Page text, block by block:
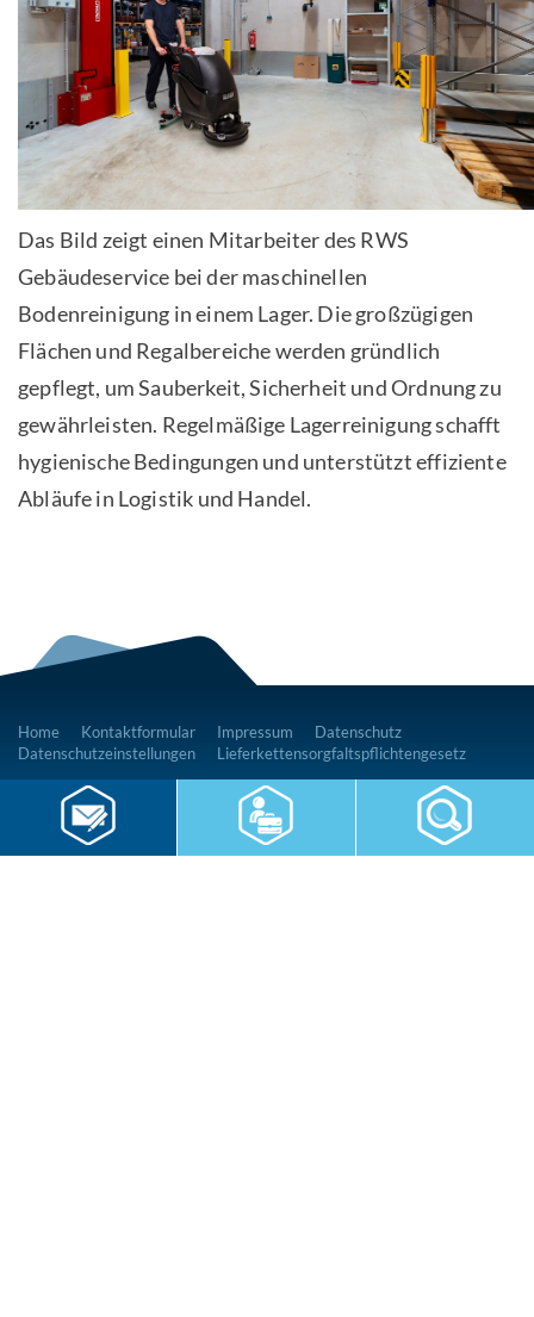
Das Bild zeigt einen Mitarbeiter des RWS
Gebäudeservice bei der maschinellen
Bodenreinigung in einem Lager. Die großzügigen
Flächen und Regalbereiche werden gründlich
gepflegt, um Sauberkeit, Sicherheit und Ordnung zu
gewährleisten. Regelmäßige Lagerreinigung schafft
hygienische Bedingungen und unterstützt effiziente
Abläufe in Logistik und Handel.
Home Kontaktformular Impressum
Datenschutz
Datenschutzeinstellungen
Lieferkettensorgfaltspflichtengesetz